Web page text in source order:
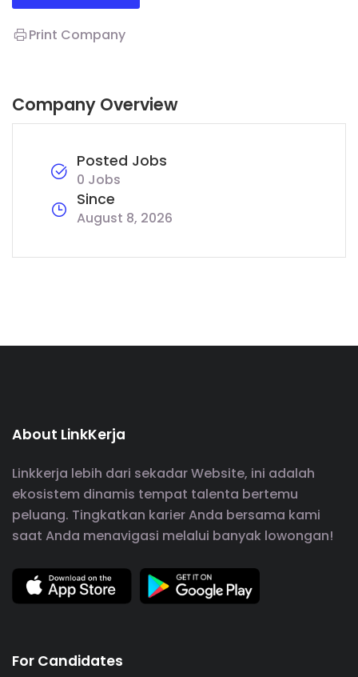
Print Company
Company Overview
Posted Jobs
0 Jobs
Since
August 8, 2026
About LinkKerja
Linkkerja lebih dari sekadar Website, ini adalah
ekosistem dinamis tempat talenta bertemu
peluang. Tingkatkan karier Anda bersama kami
saat Anda menavigasi melalui banyak lowongan!
For Candidates